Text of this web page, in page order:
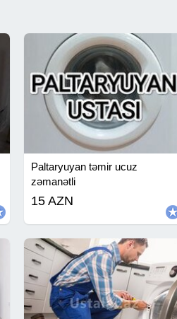
Paltaryuyan təmir ucuz
zəmanətli
15 AZN